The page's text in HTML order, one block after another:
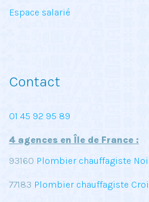
Espace salarié
Contact
01 45 92 95 89
4 agences en Île de France :
93160 Plombier chauffagiste
77183 Plombier chauffagiste